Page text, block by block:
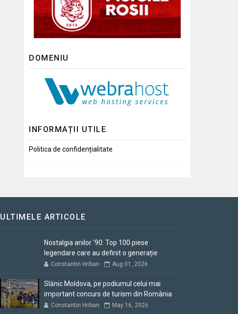
DOMENIU
INFORMAȚII UTILE
Politica de confidențialitate
ULTIMELE ARTICOLE
Nostalgia anilor '90: Top 100 piese
legendare care au definit o generație
Constantin Hriban Aug 01, 2026
Slănic Moldova, pe podiumul celui mai
important concurs de turism din România
Constantin Hriban May 16, 2026